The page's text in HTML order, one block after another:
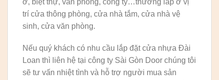
trí cửa thông phòng, cửa nhà tắm, cửa nhà vệ
sinh, cửa văn phòng.
Nếu quý khách có nhu cầu lắp đặt cửa nhựa Đài
Loan thì liên hệ tại công ty Sài Gòn Door chúng tôi
sẽ tư vấn nhiệt tình và hỗ trợ người mua sản